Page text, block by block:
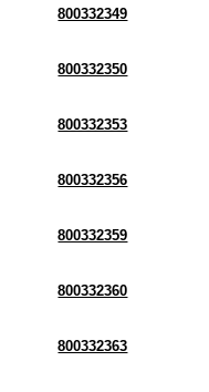
800332349
800332350
800332353
800332356
800332359
800332360
800332363